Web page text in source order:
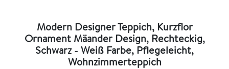
Modern Designer Teppich, Kurzflor
Ornament Mäander Design, Rechteckig,
Schwarz - Weiß Farbe, Pflegeleicht,
Wohnzimmerteppich